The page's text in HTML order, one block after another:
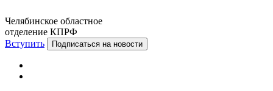
Челябинское областное
отделение КПРФ
Вступить
Подписаться на новости